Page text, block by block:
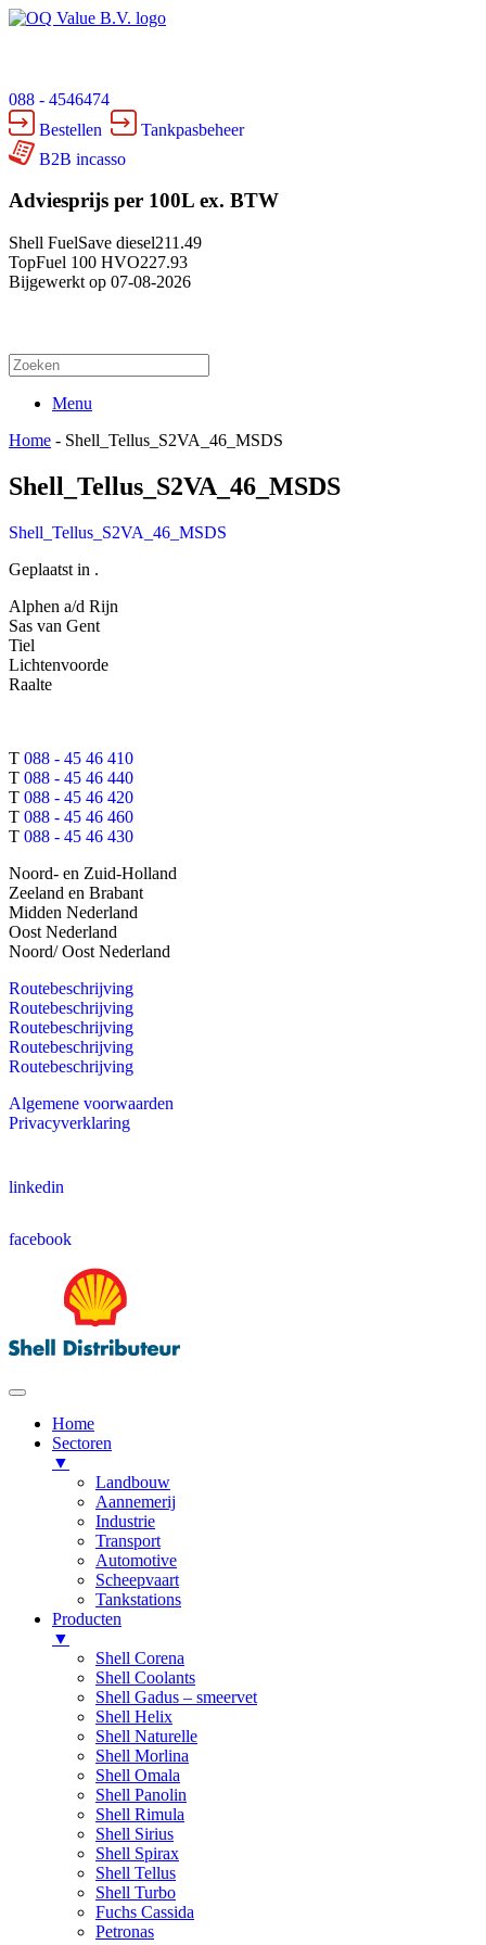
088 - 4546474
Bestellen
Tankpasbeheer
B2B incasso
Adviesprijs per 100L ex. BTW
Shell FuelSave diesel211.49
TopFuel 100 HVO227.93
Bijgewerkt op 07-08-2026
Menu
Home - Shell_Tellus_S2VA_46_MSDS
Shell_Tellus_S2VA_46_MSDS
Shell_Tellus_S2VA_46_MSDS
Geplaatst in .
Alphen a/d Rijn
Sas van Gent
Tiel
Lichtenvoorde
Raalte
T 088 - 45 46 410
T 088 - 45 46 440
T 088 - 45 46 420
T 088 - 45 46 460
T 088 - 45 46 430
Noord- en Zuid-Holland
Zeeland en Brabant
Midden Nederland
Oost Nederland
Noord/ Oost Nederland
Routebeschrijving
Routebeschrijving
Routebeschrijving
Routebeschrijving
Routebeschrijving
Algemene voorwaarden
Privacyverklaring
linkedin
facebook
Home
Sectoren
▼
Landbouw
Aannemerij
Industrie
Transport
Automotive
Scheepvaart
Tankstations
Producten
▼
Shell Corena
Shell Coolants
Shell Gadus – smeervet
Shell Helix
Shell Naturelle
Shell Morlina
Shell Omala
Shell Panolin
Shell Rimula
Shell Sirius
Shell Spirax
Shell Tellus
Shell Turbo
Fuchs Cassida
Petronas